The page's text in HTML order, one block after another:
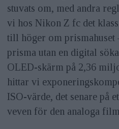
stuvats om, med andra
vi hos Nikon Z fc det
till höger om prismahuset
prisma utan en digital
OLED-skärm på 2,36
hittar vi
ISO-värde, det senare på
veven för den analoga